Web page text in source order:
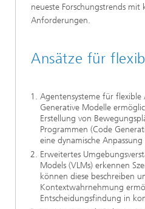
neueste Forschungstrends
Anforderungen.
Ansätze für
Agentensysteme für
Generative Modelle
Erstellung von
Programmen (Code
eine dynamische
Erweitertes
Models (VLMs) erkennen
können diese beschreiben
Kontextwahrnehmung
Entscheidungsfindung in